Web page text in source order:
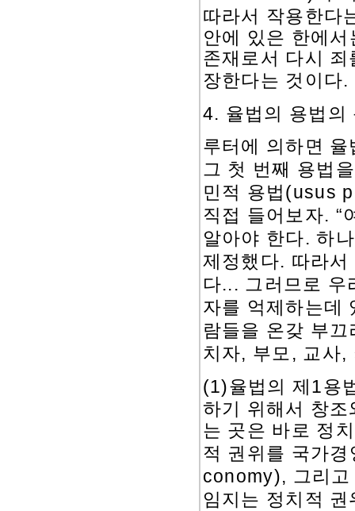
따라서 작용한다
안에 있은 한에
존재로서 다시
장한다는 것이다.
4. 율법의 용법의
루터에 의하면
그 첫 번째 용법
민적 용법 (usus
직접 들어보자. “
알아야 한다.하
제정했다. 따라
다... 그러므로 우
자를 억제하는데
람들을 온갖 부
치자, 부모 , 교사,
(1)율법의 제 1용
하기 위해서 창
는 곳은 바로 정
적 권위를 국가경
conomy), 그리
임지는 정치적